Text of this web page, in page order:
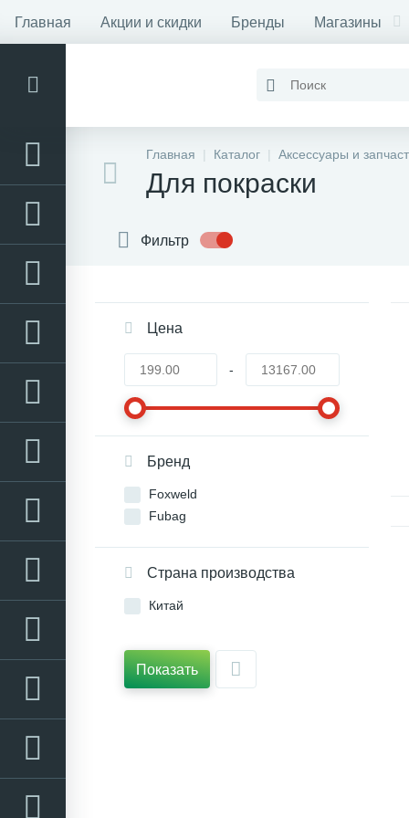
Главная Акции и скидки Бренды Магазины
Главная Каталог Аксессуары и
Для покраски
Фильтр
Цена
-
Бренд
Foxweld
Fubag
Страна производства
Китай
Показать